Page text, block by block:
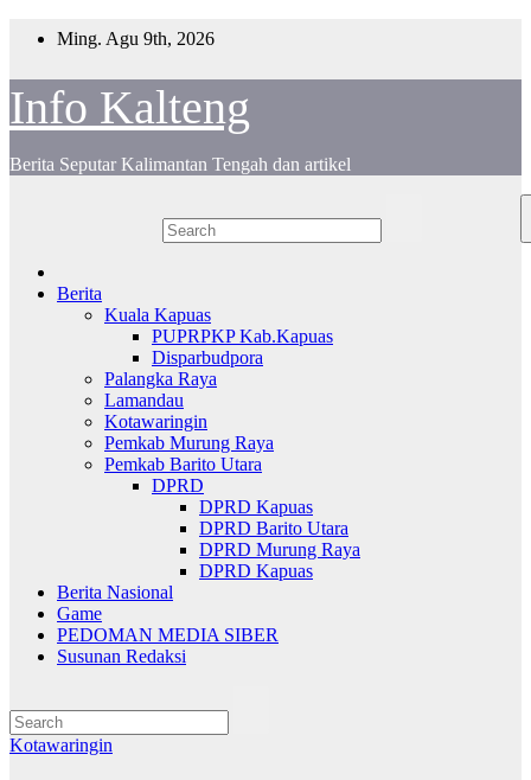
Ming. Agu 9th, 2026
Info Kalteng
Berita Seputar Kalimantan Tengah dan artikel
Berita
Kuala Kapuas
PUPRPKP Kab.Kapuas
Disparbudpora
Palangka Raya
Lamandau
Kotawaringin
Pemkab Murung Raya
Pemkab Barito Utara
DPRD
DPRD Kapuas
DPRD Barito Utara
DPRD Murung Raya
DPRD Kapuas
Berita Nasional
Game
PEDOMAN MEDIA SIBER
Susunan Redaksi
Kotawaringin